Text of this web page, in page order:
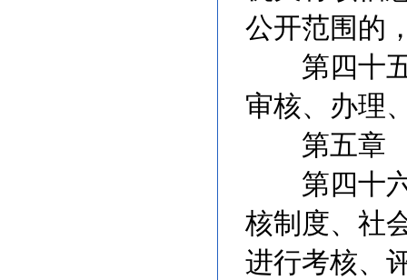
公开范围的
第四十五
审核、办理
第五章
第四十六
核制度、社
进行考核、